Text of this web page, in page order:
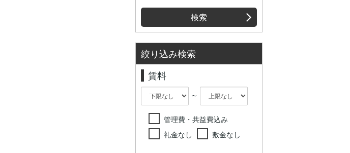
検索
絞り込み検索
賃料
～
管理費・共益費込み
礼金なし
敷金なし